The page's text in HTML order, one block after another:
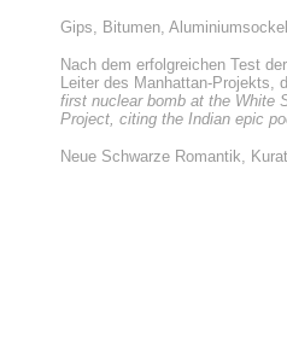
Gips, Bitumen, Aluminiumsockel
Nach dem erfolgreichen Test
Leiter des Manhattan-Projekts,
first nuclear bomb at the White
Project, citing the Indian epic
Neue Schwarze Romantik,